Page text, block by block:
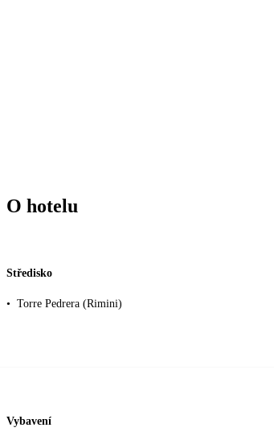
O hotelu
Středisko
• Torre Pedrera (Rimini)
Vybavení